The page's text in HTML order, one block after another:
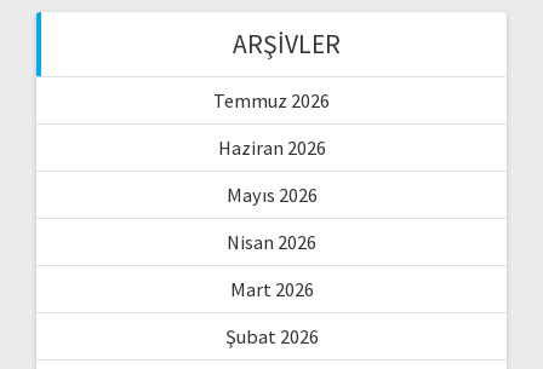
ARŞIVLER
Temmuz 2026
Haziran 2026
Mayıs 2026
Nisan 2026
Mart 2026
Şubat 2026